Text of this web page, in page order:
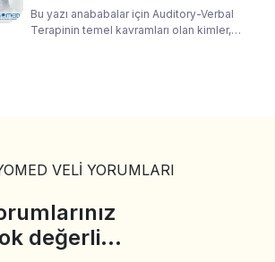
Bu yazı anababalar için Auditory-Verbal
Terapinin temel kavramları olan kimler,
VELİ YORUMLARI
değerli…